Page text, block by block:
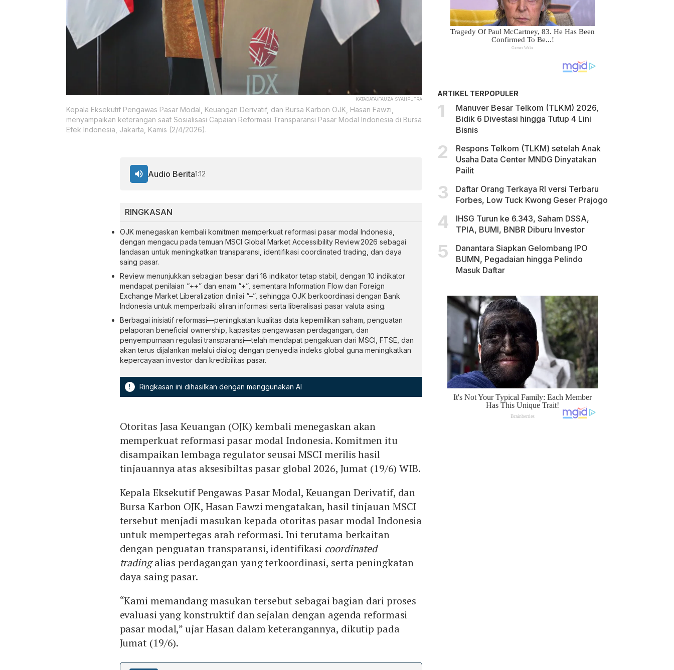
KATADATA/FAUZA SYAHPUTRA
Kepala Eksekutif Pengawas Pasar Modal, Keuangan Derivatif, dan Bursa Karbon OJK, Hasan Fawzi,
menyampaikan keterangan saat Sosialisasi Capaian Reformasi Transparansi Pasar Modal Indonesia di Bursa
Efek Indonesia, Jakarta, Kamis (2/4/2026).
RINGKASAN
OJK menegaskan kembali komitmen memperkuat reformasi pasar modal Indonesia,
dengan mengacu pada temuan MSCI Global Market Accessibility Review 2026 sebagai
landasan untuk meningkatkan transparansi, identifikasi coordinated trading, dan daya
saing pasar.
Review menunjukkan sebagian besar dari 18 indikator tetap stabil, dengan 10 indikator
mendapat penilaian “++” dan enam “+”, sementara Information Flow dan Foreign
Exchange Market Liberalization dinilai “–”, sehingga OJK berkoordinasi dengan Bank
Indonesia untuk memperbaiki aliran informasi serta liberalisasi pasar valuta asing.
Berbagai inisiatif reformasi—peningkatan kualitas data kepemilikan saham, penguatan
pelaporan beneficial ownership, kapasitas pengawasan perdagangan, dan
penyempurnaan regulasi transparansi—telah mendapat pengakuan dari MSCI, FTSE, dan
akan terus dijalankan melalui dialog dengan penyedia indeks global guna meningkatkan
kepercayaan investor dan kredibilitas pasar.
! Ringkasan ini dihasilkan dengan menggunakan AI
Audio Berita1:12
Otoritas Jasa Keuangan (OJK) kembali menegaskan akan
memperkuat reformasi pasar modal Indonesia. Komitmen itu
disampaikan lembaga regulator seusai MSCI merilis hasil
tinjauannya atas aksesibiltas pasar global 2026, Jumat (19/6) WIB.
Kepala Eksekutif Pengawas Pasar Modal, Keuangan Derivatif, dan
Bursa Karbon OJK, Hasan Fawzi mengatakan, hasil tinjauan MSCI
tersebut menjadi masukan kepada otoritas pasar modal Indonesia
untuk mempertegas arah reformasi. Ini terutama berkaitan
dengan penguatan transparansi, identifikasi coordinated
tradingalias perdagangan yang terkoordinasi, serta peningkatan
daya saing pasar.
“Kami memandang masukan tersebut sebagai bagian dari proses
evaluasi yang konstruktif dan sejalan dengan agenda reformasi
pasar modal,” ujar Hasan dalam keterangannya, dikutip pada
Jumat (19/6).
ARTIKEL TERPOPULER
Manuver Besar Telkom (TLKM) 2026,
Bidik 6 Divestasi hingga Tutup 4 Lini
Bisnis
Respons Telkom (TLKM) setelah Anak
Usaha Data Center MNDG Dinyatakan
Pailit
Daftar Orang Terkaya RI versi Terbaru
Forbes, Low Tuck Kwong Geser Prajogo
IHSG Turun ke 6.343, Saham DSSA,
TPIA, BUMI, BNBR Diburu Investor
Danantara Siapkan Gelombang IPO
BUMN, Pegadaian hingga Pelindo
Masuk Daftar